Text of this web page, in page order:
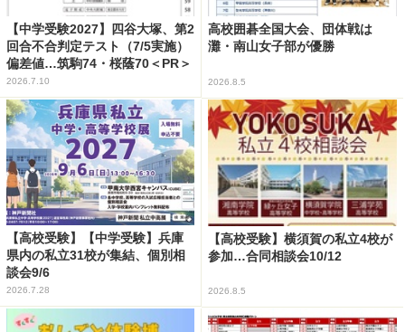
【中学受験2027】四谷大塚、第2
回合不合判定テスト（7/5実施）
偏差値…筑駒74・桜蔭70＜PR＞
2026.7.10
高校囲碁全国大会、団体戦は
灘・南山女子部が優勝
2026.8.5
【高校受験】【中学受験】兵庫
県内の私立31校が集結、個別相
談会9/6
2026.7.28
【高校受験】横須賀の私立4校が
参加…合同相談会10/12
2026.8.5